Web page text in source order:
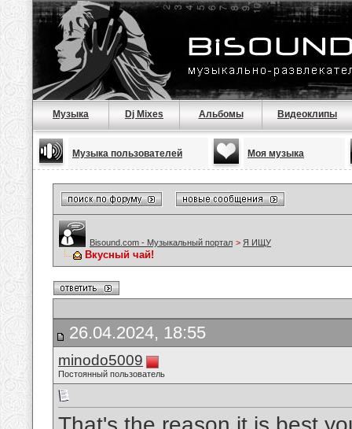
Музыка Dj Mixes Альбомы Видеоклипы
Музыка пользователей Моя музыка
Bisound.com - Музыкальный портал > Я ИЩУ
Вкусный чай!
26.04.2024, 18:55
minodo5009
Постоянный пользователь